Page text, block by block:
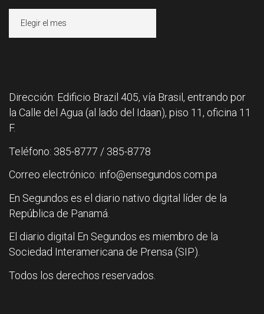
Dirección: Edificio Brazil 405, vía Brasil, entrando por
la Calle del Agua (al lado del Idaan), piso 11, oficina 11
F.
Teléfono: 385-8777 / 385-8778
Correo electrónico: info@ensegundos.com.pa
En Segundos es el diario nativo digital líder de la
República de Panamá.
El diario digital En Segundos es miembro de la
Sociedad Interamericana de Prensa (SIP).
Todos los derechos reservados.